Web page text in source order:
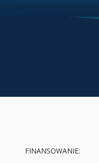
FINANSOWANIE: